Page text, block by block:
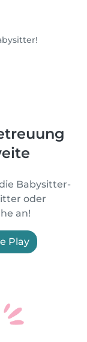
Babysitter-
oder
an!
Play